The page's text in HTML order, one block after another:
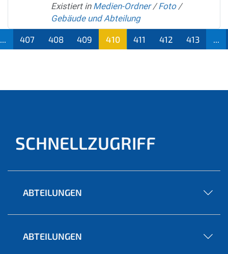
Existiert in Medien-Ordner /Foto /
Gebäude und Abteilung
407 408 409
410
411 412 413
SCHNELLZUGRIFF
ABTEILUNGEN
ABTEILUNGEN